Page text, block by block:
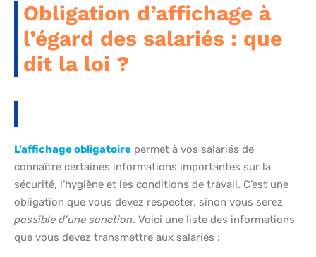
Obligation d’affichage à
l’égard des salariés : que
dit la loi ?
L’affichage obligatoire permet à vos salariés de
connaître certaines informations importantes sur la
sécurité, l’hygiène et les conditions de travail. C’est une
obligation que vous devez respecter, sinon vous serez
passible d’une sanction. Voici une liste des informations
que vous devez transmettre aux salariés :